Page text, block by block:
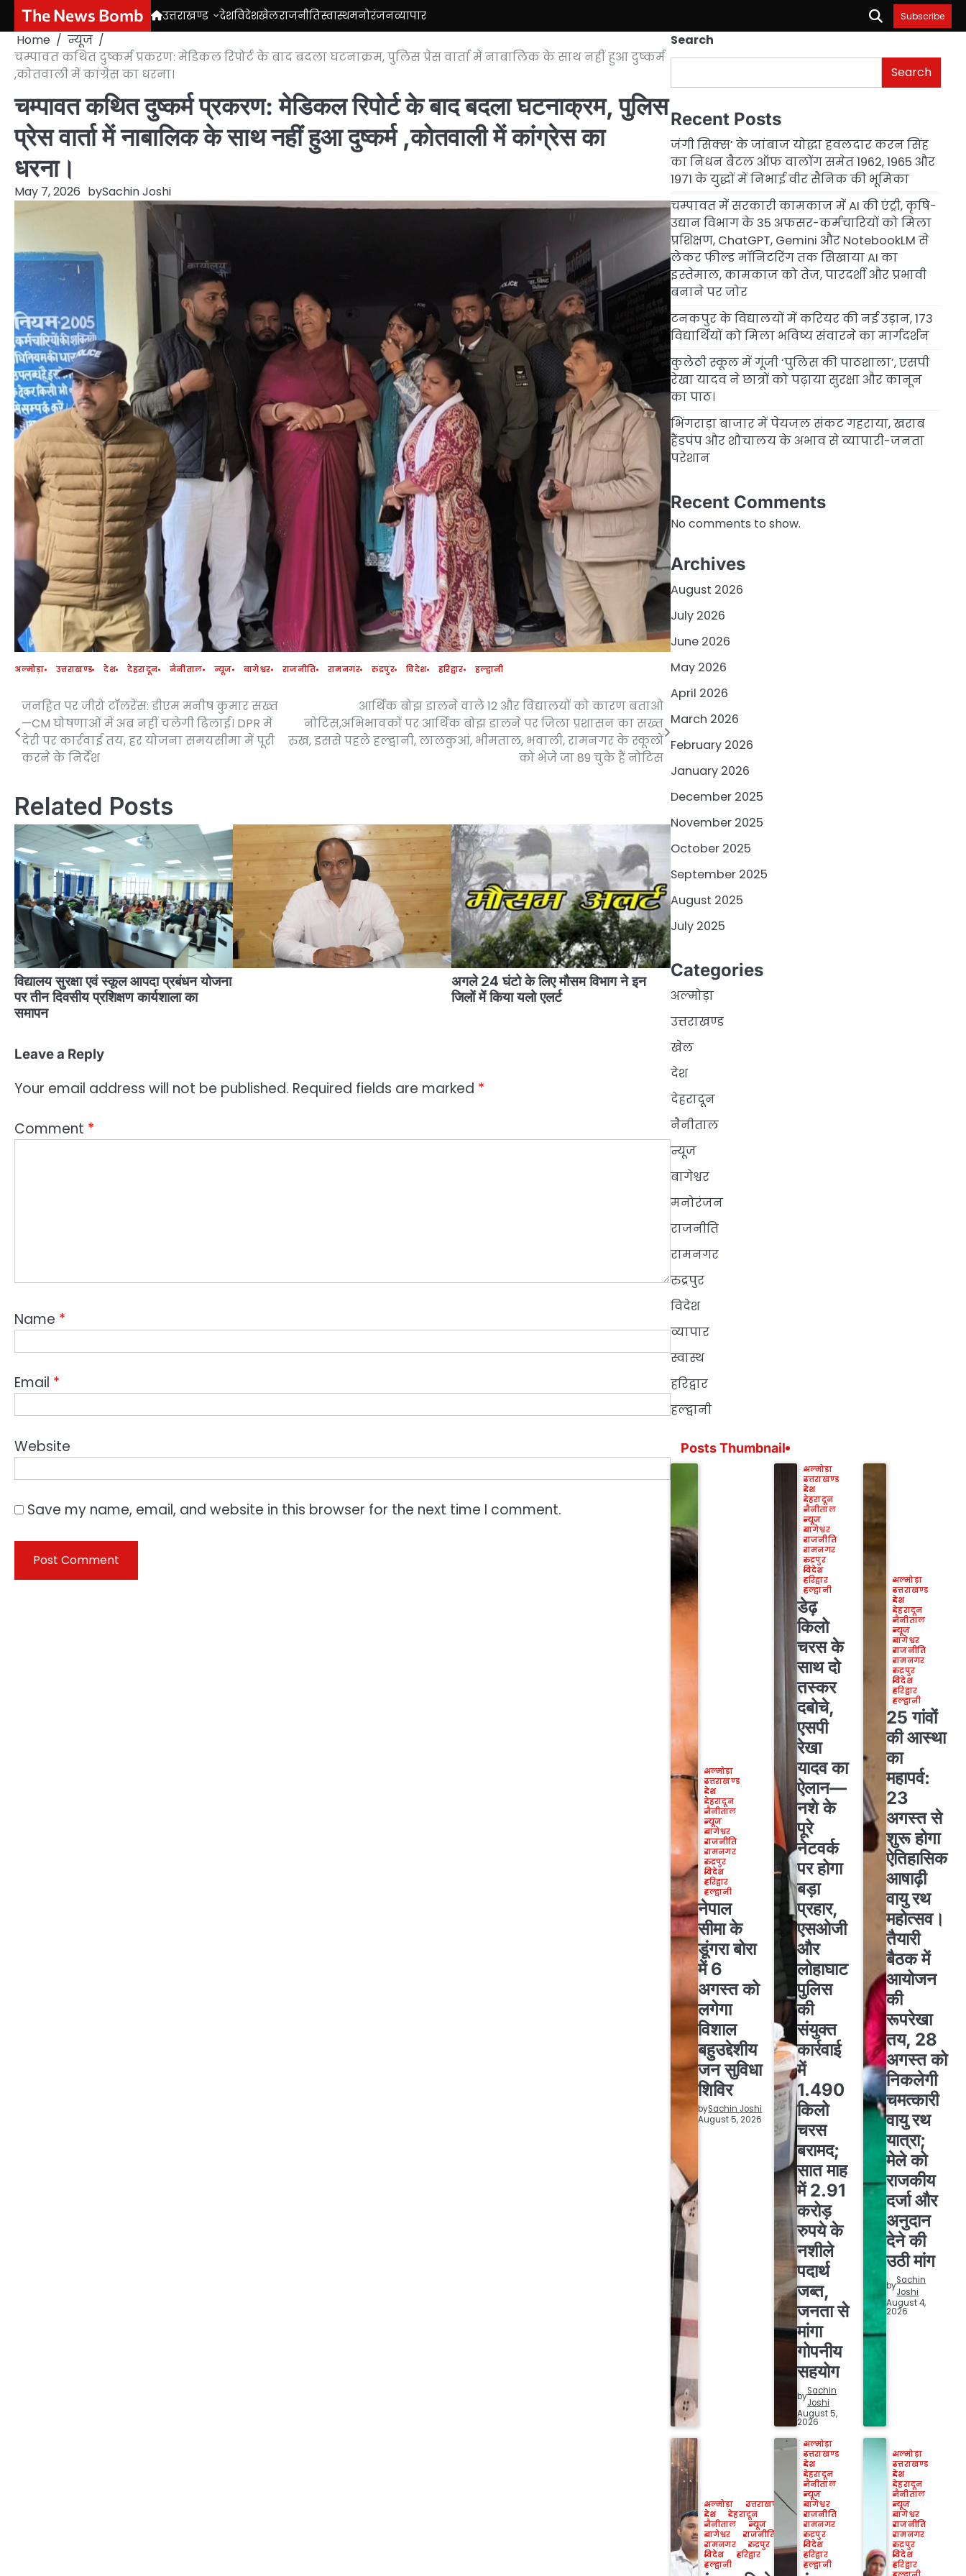
Skip
content
The News Bomb उत्तराखण्ड देशविदेशखेलराजनीतिस्वास्थमनोरंजनव्यापार Subscribe
Home
न्यूज
चम्पावत कथित दुष्कर्म प्रकरण: मेडिकल रिपोर्ट के बाद बदला घटनाक्रम, पुलिस प्रेस वार्ता में नाबालिक के साथ नहीं हुआ दुष्कर्म
,कोतवाली में कांग्रेस का धरना।
चम्पावत कथित दुष्कर्म प्रकरण: मेडिकल रिपोर्ट के बाद बदला घटनाक्रम, पुलिस
प्रेस वार्ता में नाबालिक के साथ नहीं हुआ दुष्कर्म ,कोतवाली में कांग्रेस का
धरना।
May 7, 2026 bySachin Joshi
अल्मोड़ा उत्तराखण्ड देश देहरादून नैनीताल न्यूज बागेश्वर राजनीति रामनगर रुद्रपुर विदेश हरिद्वार हल्द्वानी
Post
navigation
जनहित पर जीरो टॉलरेंस: डीएम मनीष कुमार सख्त
—CM घोषणाओं में अब नहीं चलेगी ढिलाई। DPR में
देरी पर कार्रवाई तय, हर योजना समयसीमा में पूरी
करने के निर्देश
आर्थिक बोझ डालने वाले 12 और विद्यालयों को कारण बताओ
नोटिस,अभिभावकों पर आर्थिक बोझ डालने पर जिला प्रशासन का सख्त
रुख, इससे पहले हल्द्वानी, लालकुआं, भीमताल, भवाली, रामनगर के स्कूलों
को भेजे जा 89 चुके हैं नोटिस
Related Posts
विद्यालय सुरक्षा एवं स्कूल आपदा प्रबंधन योजना
पर तीन दिवसीय प्रशिक्षण कार्यशाला का
समापन
अगले 24 घंटो के लिए मौसम विभाग ने इन
जिलों में किया यलो एलर्ट
Leave a Reply
Your email address will not be published. Required fields are marked *
Comment *
Name *
Email *
Website
Save my name, email, and website in this browser for the next time I comment.
Search
Search
Recent Posts
जंगी सिक्स’ के जांबाज योद्धा हवलदार करन सिंह
का निधन बैटल ऑफ वालोंग समेत 1962, 1965 और
1971 के युद्धों में निभाई वीर सैनिक की भूमिका
चम्पावत में सरकारी कामकाज में AI की एंट्री, कृषि-
उद्यान विभाग के 35 अफसर-कर्मचारियों को मिला
प्रशिक्षण, ChatGPT, Gemini और NotebookLM से
लेकर फील्ड मॉनिटरिंग तक सिखाया AI का
इस्तेमाल, कामकाज को तेज, पारदर्शी और प्रभावी
बनाने पर जोर
टनकपुर के विद्यालयों में करियर की नई उड़ान, 173
विद्यार्थियों को मिला भविष्य संवारने का मार्गदर्शन
कुलेठी स्कूल में गूंजी ‘पुलिस की पाठशाला’, एसपी
रेखा यादव ने छात्रों को पढ़ाया सुरक्षा और कानून
का पाठ।
भिंगराड़ा बाजार में पेयजल संकट गहराया, खराब
हैंडपंप और शौचालय के अभाव से व्यापारी-जनता
परेशान
Recent Comments
No comments to show.
Archives
August 2026
July 2026
June 2026
May 2026
April 2026
March 2026
February 2026
January 2026
December 2025
November 2025
October 2025
September 2025
August 2025
July 2025
Categories
अल्मोड़ा
उत्तराखण्ड
खेल
देश
देहरादून
नैनीताल
न्यूज
बागेश्वर
मनोरंजन
राजनीति
रामनगर
रुद्रपुर
विदेश
व्यापार
स्वास्थ
हरिद्वार
हल्द्वानी
Posts Thumbnail
अल्मोड़ा
उत्तराखण्ड
देश
देहरादून
नैनीताल
न्यूज
बागेश्वर
राजनीति
रामनगर
रुद्रपुर
विदेश
हरिद्वार
हल्द्वानी
नेपाल
सीमा के
डूंगरा बोरा
में 6
अगस्त को
लगेगा
विशाल
बहुउद्देशीय
जन सुविधा
शिविर
bySachin Joshi
August 5, 2026
अल्मोड़ा
उत्तराखण्ड
देश
देहरादून
नैनीताल
न्यूज
बागेश्वर
राजनीति
रामनगर
रुद्रपुर
विदेश
हरिद्वार
हल्द्वानी
डेढ़
किलो
चरस के
साथ दो
तस्कर
दबोचे,
एसपी
रेखा
यादव का
ऐलान—
नशे के
पूरे
नेटवर्क
पर होगा
बड़ा
प्रहार,
एसओजी
और
लोहाघाट
पुलिस
की
संयुक्त
कार्रवाई
में
1.490
किलो
चरस
बरामद;
सात माह
में 2.91
करोड़
रुपये के
नशीले
पदार्थ
जब्त,
जनता से
मांगा
गोपनीय
सहयोग
by
Sachin
Joshi
August 5,
2026
अल्मोड़ा
उत्तराखण्ड
देश
देहरादून
नैनीताल
न्यूज
बागेश्वर
राजनीति
रामनगर
रुद्रपुर
विदेश
हरिद्वार
हल्द्वानी
25 गांवों
की आस्था
का
महापर्व:
23
अगस्त से
शुरू होगा
ऐतिहासिक
आषाढ़ी
वायु रथ
महोत्सव।
तैयारी
बैठक में
आयोजन
की
रूपरेखा
तय, 28
अगस्त को
निकलेगी
चमत्कारी
वायु रथ
यात्रा;
मेले को
राजकीय
दर्जा और
अनुदान
देने की
उठी मांग
by
Sachin
Joshi
August 4,
2026
अल्मोड़ा
उत्तराखण्ड
देश
देहरादून
नैनीताल
न्यूज
बागेश्वर
राजनीति
रामनगर
रुद्रपुर
विदेश
हरिद्वार
हल्द्वानी
अल्मोड़ा
उत्तराखण्ड
देश
देहरादून
नैनीताल
न्यूज
बागेश्वर
राजनीति
रामनगर
रुद्रपुर
विदेश
हरिद्वार
हल्द्वानी
अल्मोड़ा
उत्तराखण्ड
देश
देहरादून
नैनीताल
न्यूज
बागेश्वर
राजनीति
रामनगर
रुद्रपुर
विदेश
हरिद्वार